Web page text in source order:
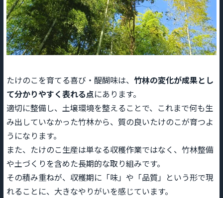
たけのこを育てる喜び・醍醐味は、竹林の変化が成果とし
て分かりやすく表れる点にあります。
適切に整備し、土壌環境を整えることで、これまで何も生
み出していなかった竹林から、質の良いたけのこが育つよ
うになります。
また、たけのこ生産は単なる収穫作業ではなく、竹林整備
や土づくりを含めた長期的な取り組みです。
その積み重ねが、収穫期に「味」や「品質」という形で現
れることに、大きなやりがいを感じています。